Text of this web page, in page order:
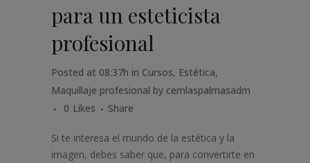
para un esteticista
profesional
Posted at 08:37h in Cursos, Estética,
Maquillaje profesional by cemlaspalmasadm
0 Likes Share
Si te interesa el mundo de la estética y la
imagen, debes saber que, para convertirte en